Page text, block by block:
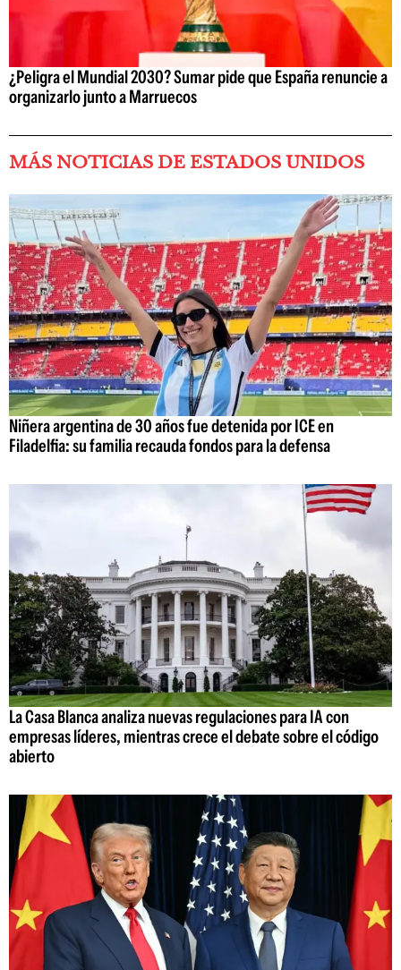
¿Peligra el Mundial 2030? Sumar pide que España renuncie a
organizarlo junto a Marruecos
MÁS NOTICIAS DE ESTADOS UNIDOS
Niñera argentina de 30 años fue detenida por ICE en
Filadelfia: su familia recauda fondos para la defensa
La Casa Blanca analiza nuevas regulaciones para IA con
empresas líderes, mientras crece el debate sobre el código
abierto